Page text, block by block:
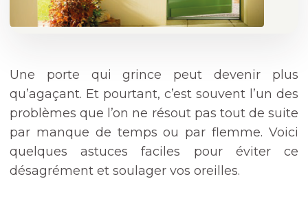
Une porte qui grince peut devenir plus
qu’agaçant. Et pourtant, c’est souvent l’un des
problèmes que l’on ne résout pas tout de suite
par manque de temps ou par flemme. Voici
quelques astuces faciles pour éviter ce
désagrément et soulager vos oreilles.